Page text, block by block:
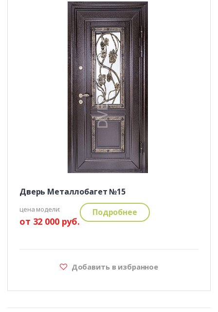
Дверь Металлобагет №15
цена модели:
от 32 000 руб.
Подробнее
Добавить в избранное